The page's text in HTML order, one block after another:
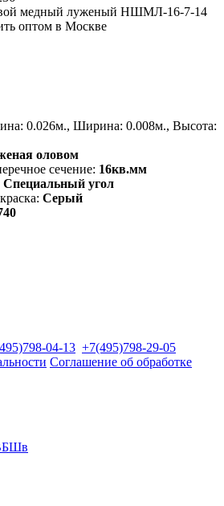
0.026м., Ширина: 0.008м., Высота:
оловом
сечение: 16кв.мм
Специальный угол
Серый
04-13 +7(495)798-29-05
Соглашение об обработке